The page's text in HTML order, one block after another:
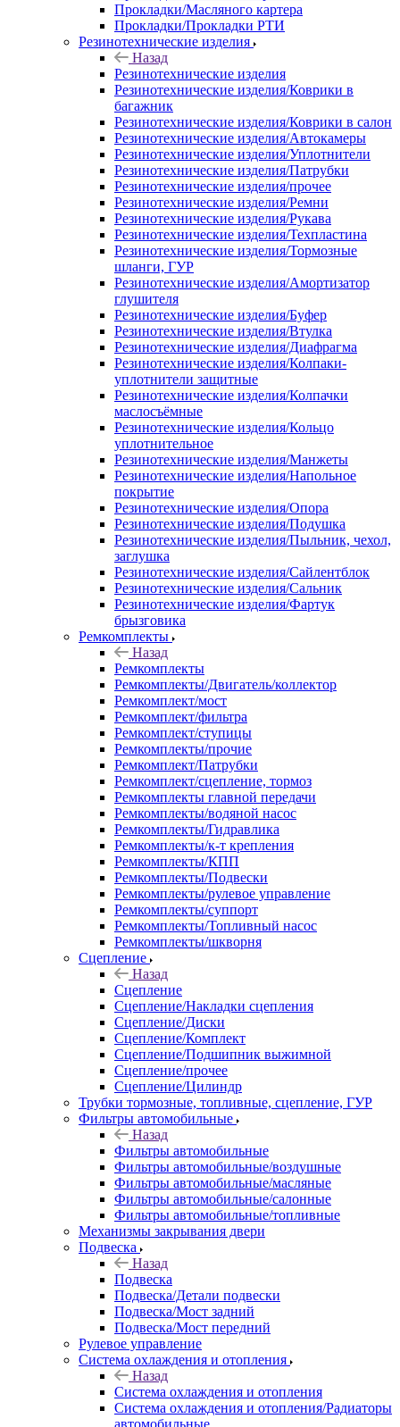
Прокладки/Масляного картера
Прокладки/Прокладки РТИ
Резинотехнические изделия
Назад
Резинотехнические изделия
Резинотехнические изделия/Коврики в
багажник
Резинотехнические изделия/Коврики в салон
Резинотехнические изделия/Автокамеры
Резинотехнические изделия/Уплотнители
Резинотехнические изделия/Патрубки
Резинотехнические изделия/прочее
Резинотехнические изделия/Ремни
Резинотехнические изделия/Рукава
Резинотехнические изделия/Техпластина
Резинотехнические изделия/Тормозные
шланги, ГУР
Резинотехнические изделия/Амортизатор
глушителя
Резинотехнические изделия/Буфер
Резинотехнические изделия/Втулка
Резинотехнические изделия/Диафрагма
Резинотехнические изделия/Колпаки-
уплотнители защитные
Резинотехнические изделия/Колпачки
маслосъёмные
Резинотехнические изделия/Кольцо
уплотнительное
Резинотехнические изделия/Манжеты
Резинотехнические изделия/Напольное
покрытие
Резинотехнические изделия/Опора
Резинотехнические изделия/Подушка
Резинотехнические изделия/Пыльник, чехол,
заглушка
Резинотехнические изделия/Сайлентблок
Резинотехнические изделия/Сальник
Резинотехнические изделия/Фартук
брызговика
Ремкомплекты
Назад
Ремкомплекты
Ремкомплекты/Двигатель/коллектор
Ремкомплект/мост
Ремкомплект/фильтра
Ремкомплект/ступицы
Ремкомплекты/прочие
Ремкомплект/Патрубки
Ремкомплект/сцепление, тормоз
Ремкомплекты главной передачи
Ремкомплекты/водяной насос
Ремкомплекты/Гидравлика
Ремкомплекты/к-т крепления
Ремкомплекты/КПП
Ремкомплекты/Подвески
Ремкомплекты/рулевое управление
Ремкомплекты/суппорт
Ремкомплекты/Топливный насос
Ремкомплекты/шкворня
Сцепление
Назад
Сцепление
Сцепление/Накладки сцепления
Сцепление/Диски
Сцепление/Комплект
Сцепление/Подшипник выжимной
Сцепление/прочее
Сцепление/Цилиндр
Трубки тормозные, топливные, сцепление, ГУР
Фильтры автомобильные
Назад
Фильтры автомобильные
Фильтры автомобильные/воздушные
Фильтры автомобильные/масляные
Фильтры автомобильные/салонные
Фильтры автомобильные/топливные
Механизмы закрывания двери
Подвеска
Назад
Подвеска
Подвеска/Детали подвески
Подвеска/Мост задний
Подвеска/Мост передний
Рулевое управление
Система охлаждения и отопления
Назад
Система охлаждения и отопления
Система охлаждения и отопления/Радиаторы
автомобильные